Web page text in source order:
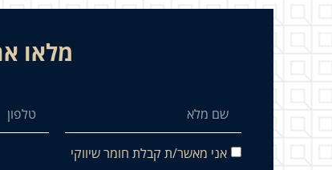
מלאו
אני מאשר/ת קבלת חומר שיווקי